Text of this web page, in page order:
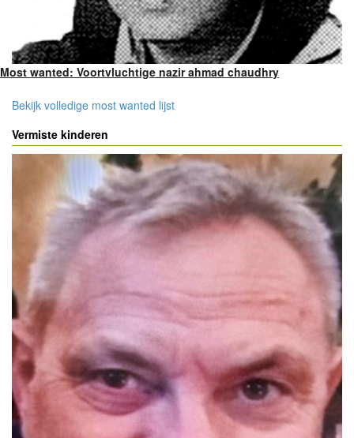
Most wanted: Voortvluchtige nazir ahmad chaudhry
Bekijk volledige most wanted lijst
Vermiste kinderen